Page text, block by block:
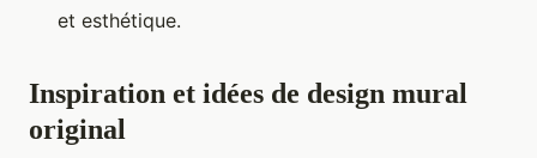
et esthétique.
Inspiration et idées de design mural
original